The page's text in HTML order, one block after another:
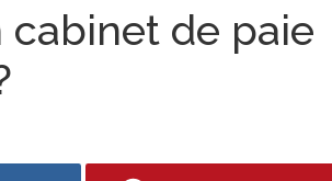
cabinet de paie